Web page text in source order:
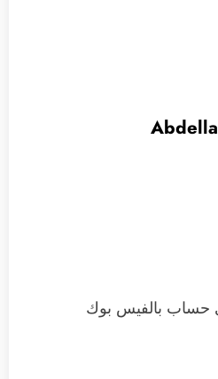
حساب بالفيس بوك